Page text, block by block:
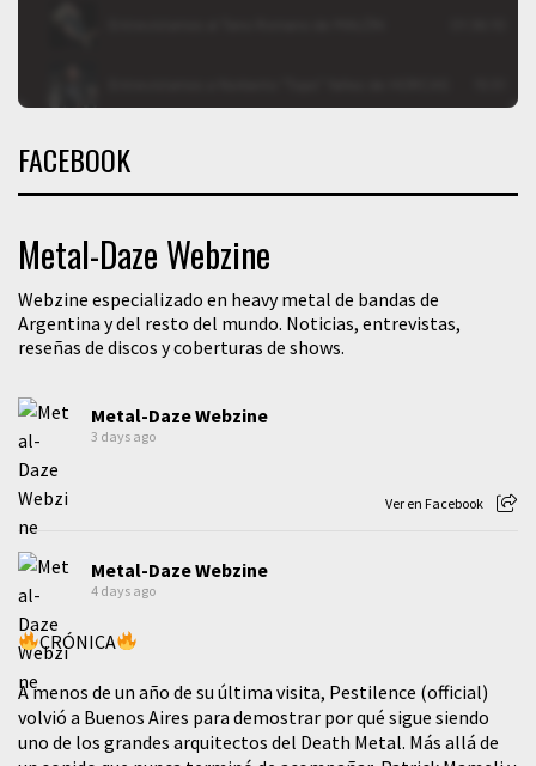
FACEBOOK
Metal-Daze Webzine
Webzine especializado en heavy metal de bandas de
Argentina y del resto del mundo. Noticias, entrevistas,
reseñas de discos y coberturas de shows.
Metal-Daze Webzine
3 days ago
Ver en Facebook
Metal-Daze Webzine
4 days ago
CRÓNICA
A menos de un año de su última visita, Pestilence (official)
volvió a Buenos Aires para demostrar por qué sigue siendo
uno de los grandes arquitectos del Death Metal. Más allá de